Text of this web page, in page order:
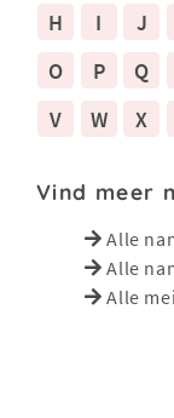
H
I J
O
P Q
V
W X
Vind meer
Alle
Alle
Alle